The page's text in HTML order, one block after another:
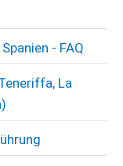
- FAQ
La